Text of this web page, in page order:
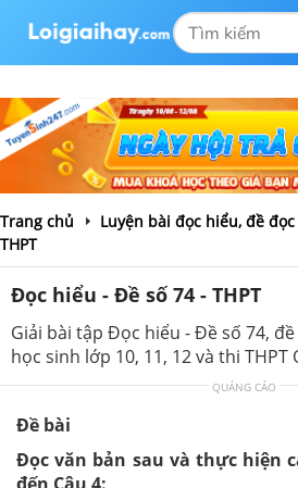
Trang chủ
Luyện bài đọc hiểu, đề
THPT
Đọc hiểu - Đề số 74 - THPT
Giải bài tập Đọc hiểu - Đề số 74,
học sinh lớp 10, 11, 12 và thi THPT
QUẢNG CÁO
Đề bài
Đọc văn bản sau và thực hiện